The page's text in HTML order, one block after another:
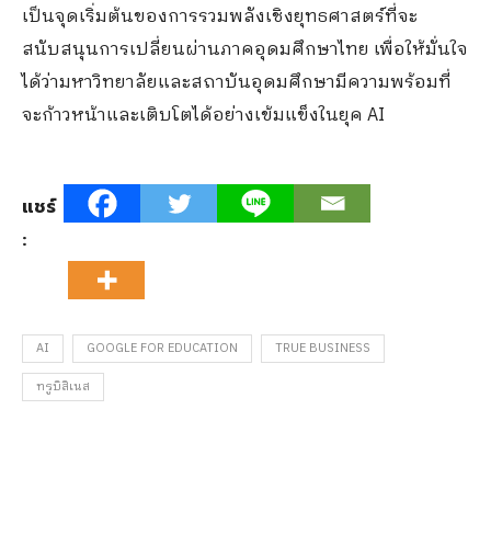
เป็นจุดเริ่มต้นของการรวมพลังเชิงยุทธศาสตร์ที่จะ
สนับสนุนการเปลี่ยนผ่านภาคอุดมศึกษาไทย เพื่อให้มั่นใจ
ได้ว่ามหาวิทยาลัยและสถาบันอุดมศึกษามีความพร้อมที่
จะก้าวหน้าและเติบโตได้อย่างเข้มแข็งในยุค AI
แชร์
:
AI GOOGLE FOR EDUCATION
TRUE BUSINESS
ทรูบิสิเนส